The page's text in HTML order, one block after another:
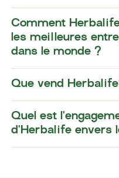
Comment
les meilleures
dans le monde ?
Que vend
Quel est
d'Herbalife envers